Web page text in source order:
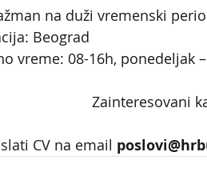
na duži vremenski
Beograd
vreme: 08-16h, ponedeljak
Zainteresovani
CV na email